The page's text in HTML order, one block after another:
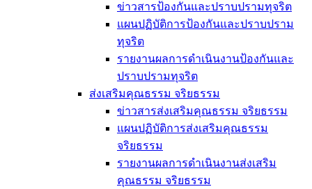
ข่าวสารป้องกันและปราบปรามทุจริต
แผนปฏิบัติการป้องกันและปราบปราม
ทุจริต
รายงานผลการดำเนินงานป้องกันและ
ปราบปรามทุจริต
ส่งเสริมคุณธรรม จริยธรรม
ข่าวสารส่งเสริมคุณธรรม จริยธรรม
แผนปฏิบัติการส่งเสริมคุณธรรม
จริยธรรม
รายงานผลการดำเนินงานส่งเสริม
คุณธรรม จริยธรรม